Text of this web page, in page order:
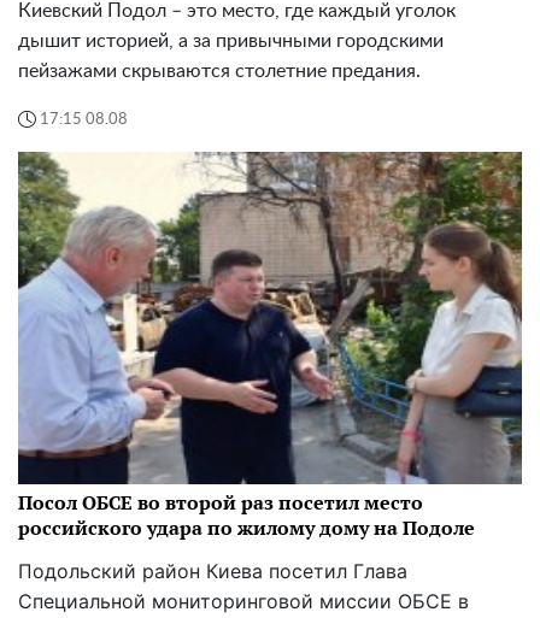
Киевский Подол – это место, где каждый уголок
дышит историей, а за привычными городскими
пейзажами скрываются столетние предания.
17:15 08.08
Посол ОБСЕ во второй раз посетил место
российского удара по жилому дому на Подоле
Подольский район Киева посетил Глава
Специальной мониторинговой миссии ОБСЕ в